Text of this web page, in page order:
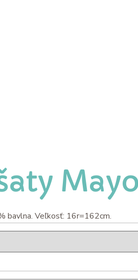
bavlna. Veľkosť: 16r=162cm.